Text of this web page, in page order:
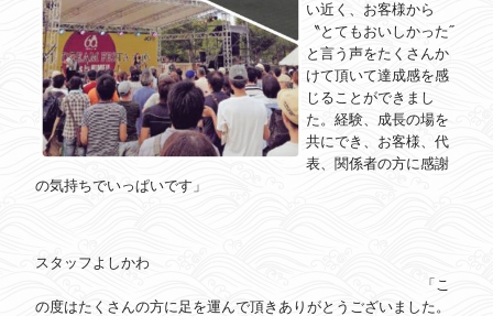
い近く、お客様から
〝とてもおいしかった˝
と言う声をたくさんか
けて頂いて達成感を感
じることができまし
た。経験、成長の場を
共にでき、お客様、代
表、関係者の方に感謝
の気持ちでいっぱいです」
スタッフよしかわ
「こ
の度はたくさんの方に足を運んで頂きありがとうございました。